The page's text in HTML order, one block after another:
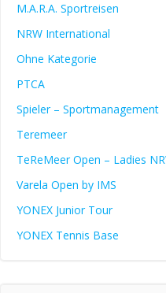
M.A.R.A. Sportreisen
NRW International
Ohne Kategorie
PTCA
Spieler – Sportmanagement
Teremeer
TeReMeer Open – Ladies
Varela Open by IMS
YONEX Junior Tour
YONEX Tennis Base